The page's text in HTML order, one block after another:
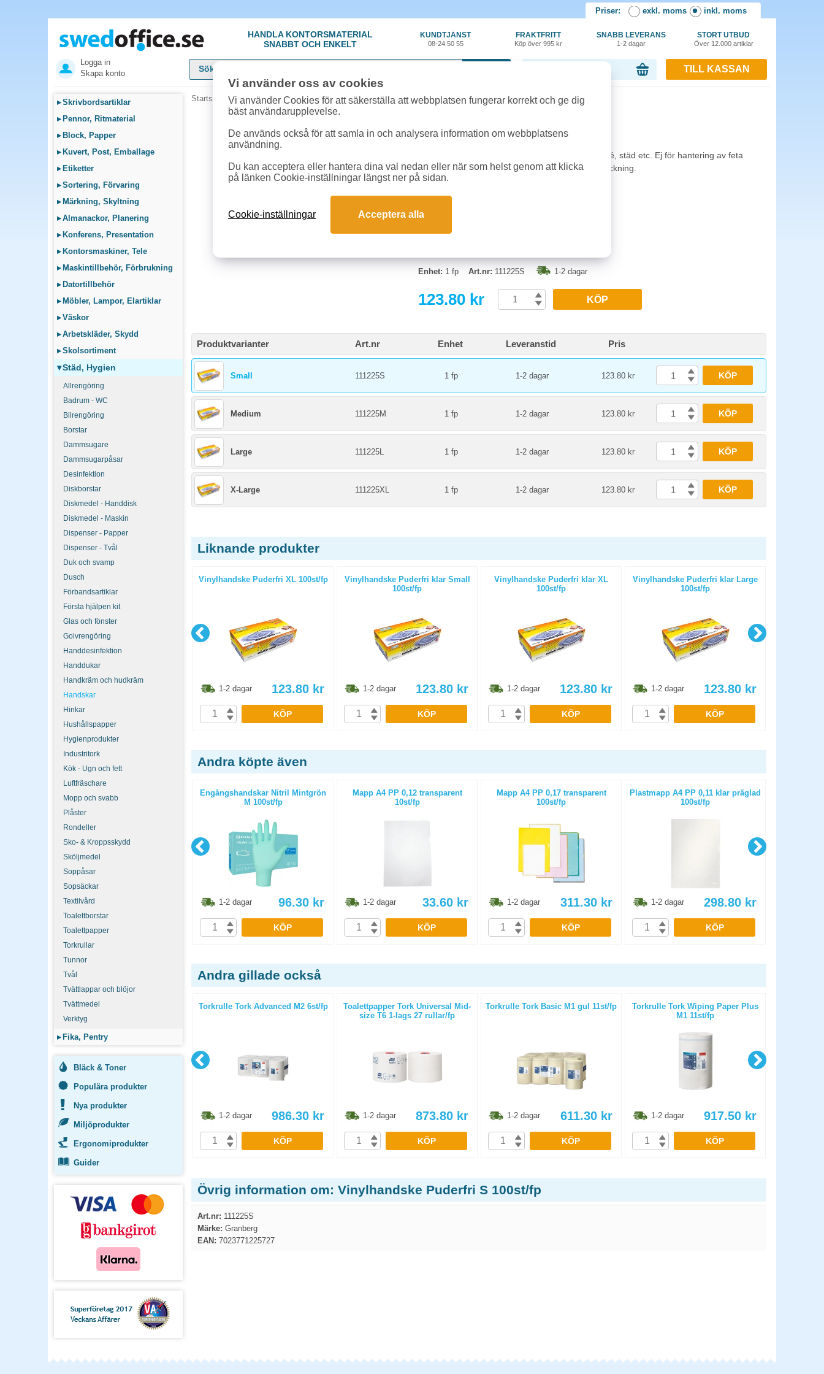
Priser: exkl. moms inkl. moms
HANDLA KONTORSMATERIAL
SNABBT OCH ENKELT
KUNDTJÄNST
08-24 50 55
FRAKTFRITT
Köp över 995 kr
SNABB LEVERANS
1-2 dagar
STORT UTBUD
Över 12.000 artiklar
Logga in
Skapa konto
TILL KASSAN
▸Skrivbordsartiklar
▸ Pennor, Ritmaterial
▸ Block, Papper
▸ Kuvert, Post, Emballage
▸ Etiketter
▸Sortering, Förvaring
▸ Märkning, Skyltning
▸Almanackor, Planering
▸ Konferens, Presentation
▸ Kontorsmaskiner, Tele
▸ Maskintillbehör, Förbrukning
▸ Datortillbehör
▸ Möbler, Lampor, Elartiklar
▸Väskor
▸Arbetskläder, Skydd
▸Skolsortiment
▾Städ, Hygien
Allrengöring
Badrum - WC
Bilrengöring
Borstar
Dammsugare
Dammsugarpåsar
Desinfektion
Diskborstar
Diskmedel - Handdisk
Diskmedel - Maskin
Dispenser - Papper
Dispenser - Tvål
Duk och svamp
Dusch
Förbandsartiklar
Första hjälpen kit
Glas och fönster
Golvrengöring
Handdesinfektion
Handdukar
Handkräm och hudkräm
Handskar
Hinkar
Hushållspapper
Hygienprodukter
Industritork
Kök - Ugn och fett
Luftfräschare
Mopp och svabb
Plåster
Rondeller
Sko- & Kroppsskydd
Sköljmedel
Soppåsar
Sopsäckar
Textilvård
Toalettborstar
Toalettpapper
Torkrullar
Tunnor
Tvål
Tvättlappar och blöjor
Tvättmedel
Verktyg
▸ Fika, Pentry
Bläck & Toner
Populära produkter
Nya produkter
Miljöprodukter
Ergonomiprodukter
Guider
Startsida »Städ, Hygien»Handskar »Vinylhandske Puderfri S 100st/fp
Vinylhandske Puderfri S 100st/fp
Puderfria vinylhandskar för hotell, restaurang, café, städ etc. Ej för hantering av feta
livsmedel. Ger ingen latexallergi. 100 st per förpackning.
Standard:
Enhet: 1 fp Art.nr: 111225S 1-2 dagar
123.80 kr KÖP
Produktvarianter Art.nr Enhet Leveranstid Pris
Small 111225S 1 fp 1-2 dagar 123.80 kr KÖP
Medium 111225M 1 fp 1-2 dagar 123.80 kr KÖP
Large 111225L 1 fp 1-2 dagar 123.80 kr KÖP
X-Large 111225XL 1 fp 1-2 dagar 123.80 kr KÖP
Liknande produkter
Engångshandskar Nitril Svart S
100st/fp
Vinylhandske Puderfri XL 100st/fp
1-2 dagar 123.80 kr
KÖP
Vinylhandske Puderfri klar Small
100st/fp
1-2 dagar 123.80 kr
KÖP
Vinylhandske Puderfri klar XL
100st/fp
1-2 dagar 123.80 kr
KÖP
Vinylhandske Puderfri klar Large
100st/fp
1-2 dagar 123.80 kr
KÖP
Andra köpte även
Mapp A4 PP 0,12 gul 10st/fp
1-2 dagar
Engångshandskar Nitril Mintgrön
M 100st/fp
1-2 dagar 96.30 kr
KÖP
Mapp A4 PP 0,12 transparent
10st/fp
1-2 dagar 33.60 kr
KÖP
Mapp A4 PP 0,17 transparent
100st/fp
1-2 dagar 311.30 kr
KÖP
Plastmapp A4 PP 0,11 klar präglad
100st/fp
1-2 dagar 298.80 kr
KÖP
Andra gillade också
Spolglans Sun Professional 1l
KÖP
Torkrulle Tork Advanced M2 6st/fp
1-2 dagar 986.30 kr
KÖP
Toalettpapper Tork Universal Mid-
size T6 1-lags 27 rullar/fp
1-2 dagar 873.80 kr
KÖP
Torkrulle Tork Basic M1 gul 11st/fp
1-2 dagar 611.30 kr
KÖP
Torkrulle Tork Wiping Paper Plus
M1 11st/fp
1-2 dagar 917.50 kr
KÖP
Övrig information om: Vinylhandske Puderfri S 100st/fp
Art.nr: 111225S
Märke: Granberg
EAN: 7023771225727
Vi använder oss av cookies
Vi använder Cookies för att säkerställa att webbplatsen fungerar korrekt och ge dig
bäst användarupplevelse.
De används också för att samla in och analysera information om webbplatsens
användning.
Du kan acceptera eller hantera dina val nedan eller när som helst genom att klicka
på länken Cookie-inställningar längst ner på sidan.
Cookie-inställningar Acceptera alla